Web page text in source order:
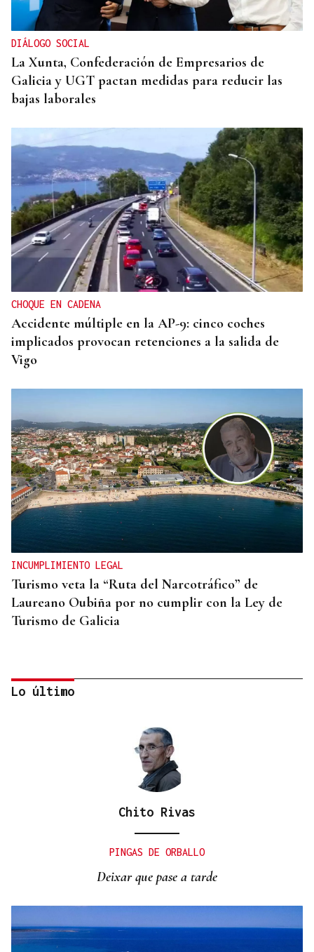
DIÁLOGO SOCIAL
La Xunta, Confederación de Empresarios de
Galicia y UGT pactan medidas para reducir las
bajas laborales
CHOQUE EN CADENA
Accidente múltiple en la AP-9: cinco coches
implicados provocan retenciones a la salida de
Vigo
INCUMPLIMIENTO LEGAL
Turismo veta la “Ruta del Narcotráfico” de
Laureano Oubiña por no cumplir con la Ley de
Turismo de Galicia
Las compañías de autobuses recomiendan
saturaciones el día del eclipse
Lo último
Chito Rivas
PINGAS DE ORBALLO
Deixar que pase a tarde